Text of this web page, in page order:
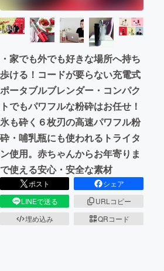
CAMPFIREふるさと納税machi-ya
・家でも外でも好きな場所へ持ち
歩ける！コードが要らない充電式
ポータブルブレンダー・コンパク
トでもパワフルな粉砕はお任せ！
氷も砕く６枚刃の高速パワフル粉
砕・哺乳瓶にも使われるトライタ
ン使用。赤ちゃんからお年寄りま
で使える安心・安全な素材
ポスト
シェア
LINEで送る
URLコピー
埋め込み
QRコード